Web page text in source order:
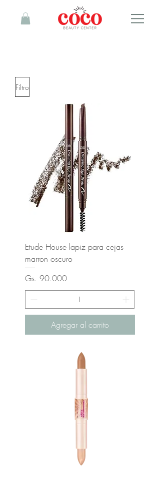
Filtro
Etude House lapiz para cejas
marron oscuro
Precio
Gs. 90.000
Agregar al carrito